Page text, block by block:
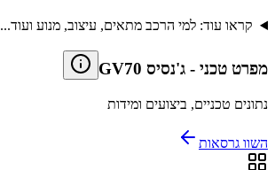
קראו עוד: למי הרכב מתאים, עיצוב, מנוע ועוד...
מפרט טכני - ג'נסיס GV70
נתונים טכניים, ביצועים ומידות
השוו גרסאות